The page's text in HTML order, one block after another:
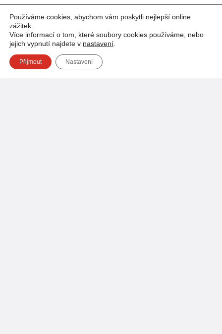
Taxi Brno
Platba kartou
Sledujte TOP1TAXI
Používáme cookies, abychom vám poskytli nejlepší online
zážitek.
Více informací o tom, které soubory cookies používáme, nebo
jejich vypnutí najdete v nastavení
Přijmout Nastavení